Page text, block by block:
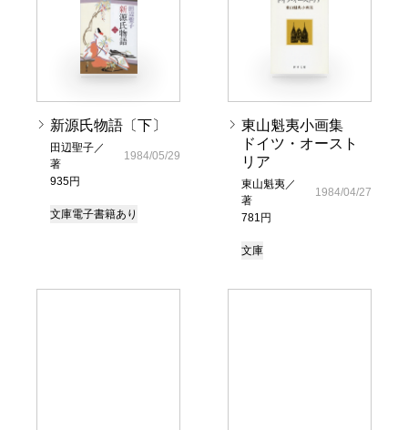
新源氏物語〔下〕
田辺聖子／
著
935円
1984/05/29
文庫電子書籍あり
東山魁夷小画集
ドイツ・オースト
リア
東山魁夷／
著
781円
1984/04/27
文庫